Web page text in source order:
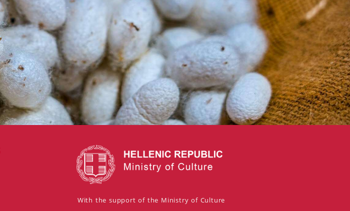
With the support of the Ministry of Culture